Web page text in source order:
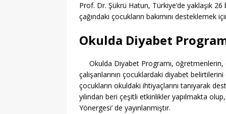
Prof. Dr. Şükrü Hatun, Türkiye’de yaklaşık
çağındaki çocukların bakımını desteklemek
Okulda Diyabet
Okulda Diyabet Programı,
çalışanlarının çocuklardaki diyabet
çocukların okuldaki ihtiyaçlarını tanıyarak
yılından beri çeşitli etkinlikler yapılmakta
Yönergesi’ de yayınlanmıştır.